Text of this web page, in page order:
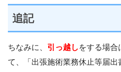
追記
ちなみに、 引っ越し をする場合
て、「出張施術業務休止等届出